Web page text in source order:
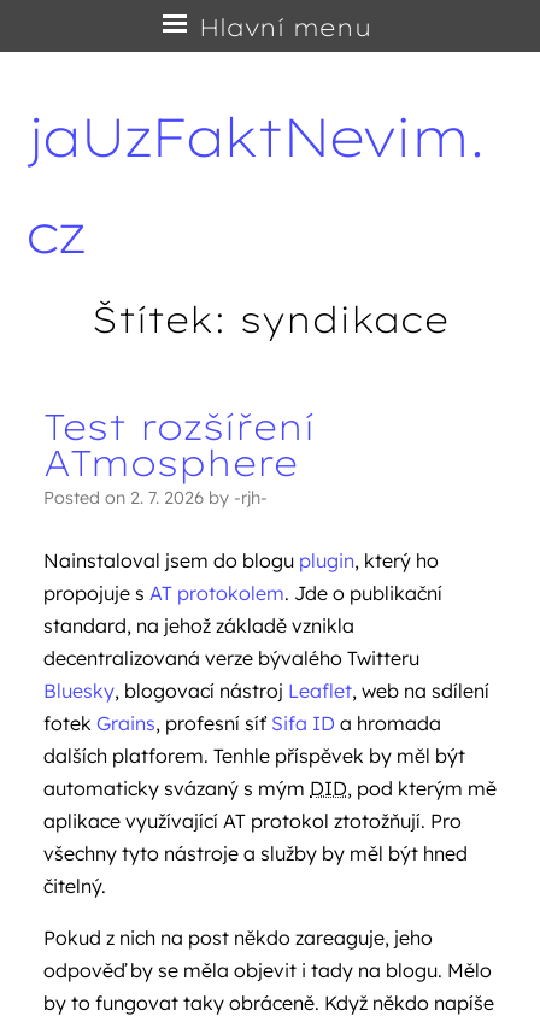
jaUzFaktNevim.
cz
Hlavní menu
na
Štítek: syndikace
Navigace příspěvků
Test rozšíření
ATmosphere
Posted on 2. 7. 2026 by -rjh-
Nainstaloval jsem do blogu plugin, který ho
propojuje s AT protokolem. Jde o publikační
standard, na jehož základě vznikla
decentralizovaná verze bývalého Twitteru
Bluesky, blogovací nástroj Leaflet, web na sdílení
fotek Grains, profesní síť Sifa ID a hromada
dalších platforem. Tenhle příspěvek by měl být
automaticky svázaný s mým DID, pod kterým mě
aplikace využívající AT protokol ztotožňují. Pro
všechny tyto nástroje a služby by měl být hned
čitelný.
Pokud z nich na post někdo zareaguje, jeho
odpověď by se měla objevit i tady na blogu. Mělo
by to fungovat taky obráceně. Když někdo napíše